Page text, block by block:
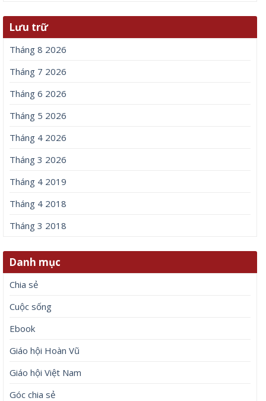
Lưu trữ
Tháng 8 2026
Tháng 7 2026
Tháng 6 2026
Tháng 5 2026
Tháng 4 2026
Tháng 3 2026
Tháng 4 2019
Tháng 4 2018
Tháng 3 2018
Danh mục
Chia sẻ
Cuộc sống
Ebook
Giáo hội Hoàn Vũ
Giáo hội Việt Nam
Góc chia sẻ